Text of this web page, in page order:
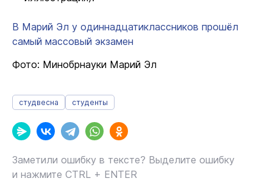
В Марий Эл у одиннадцатиклассников прошёл
самый массовый экзамен
Фото: Минобрнауки Марий Эл
студвесна студенты
Заметили ошибку в тексте? Выделите ошибку
и нажмите CTRL + ENTER